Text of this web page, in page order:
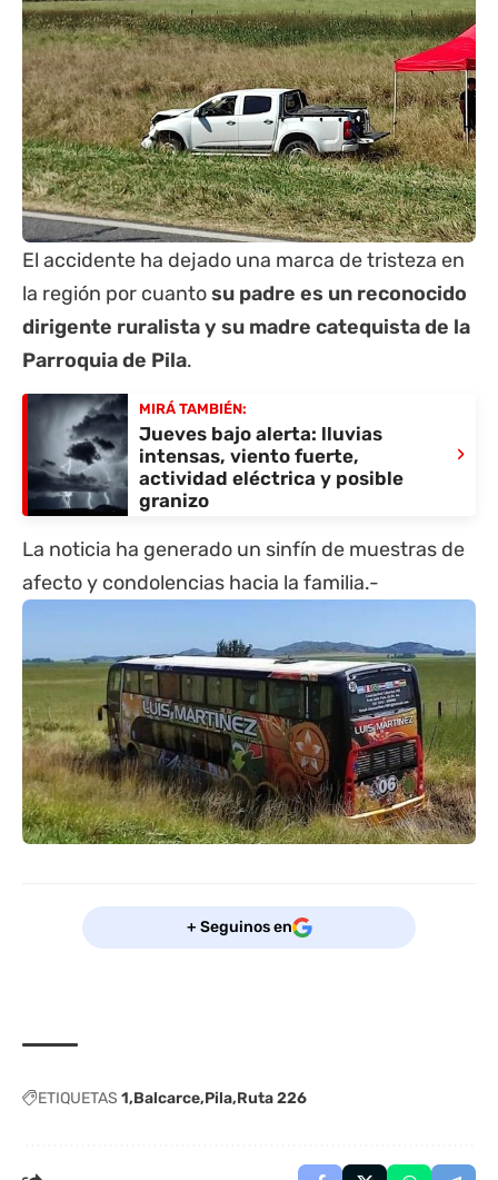
El accidente ha dejado una marca de tristeza en
la región por cuantosu padre es un reconocido
dirigente ruralista y su madre catequista de la
Parroquia de Pila.
MIRÁ TAMBIÉN:
Jueves bajo alerta: lluvias
intensas, viento fuerte,
actividad eléctrica y posible
granizo
›
La noticia ha generado un sinfín de muestras de
afecto y condolencias hacia la familia.-
+ Seguinos en
ETIQUETAS 1 Balcarce Pila Ruta 226